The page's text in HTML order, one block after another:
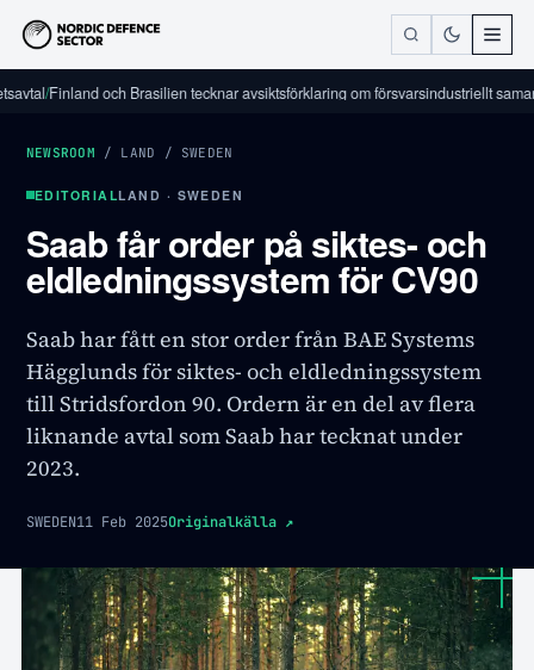
/Finland och Brasilien tecknar avsiktsförklaring om försvarsindustriellt samarbete/
NEWSROOM / LAND / SWEDEN
EDITORIALLAND · SWEDEN
Saab får order på siktes- och
eldledningssystem för CV90
Saab har fått en stor order från BAE Systems
Hägglunds för siktes- och eldledningssystem
till Stridsfordon 90. Ordern är en del av flera
liknande avtal som Saab har tecknat under
2023.
SWEDEN11 Feb 2025Originalkälla ↗